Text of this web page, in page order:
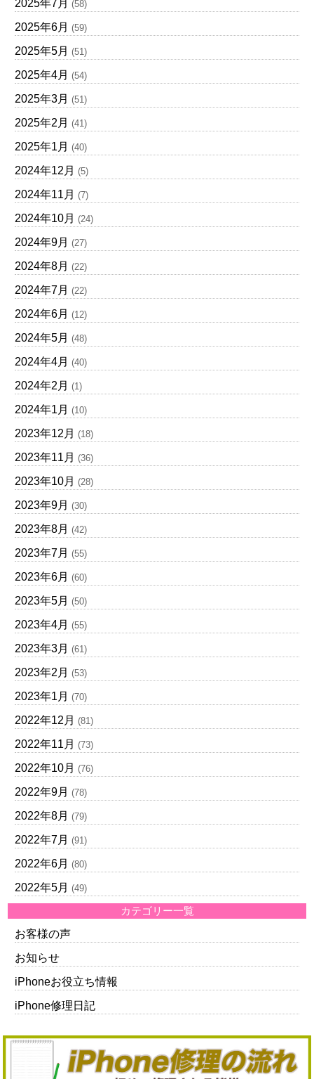
2025年7月 (58)
2025年6月 (59)
2025年5月 (51)
2025年4月 (54)
2025年3月 (51)
2025年2月 (41)
2025年1月 (40)
2024年12月 (5)
2024年11月 (7)
2024年10月 (24)
2024年9月 (27)
2024年8月 (22)
2024年7月 (22)
2024年6月 (12)
2024年5月 (48)
2024年4月 (40)
2024年2月 (1)
2024年1月 (10)
2023年12月 (18)
2023年11月 (36)
2023年10月 (28)
2023年9月 (30)
2023年8月 (42)
2023年7月 (55)
2023年6月 (60)
2023年5月 (50)
2023年4月 (55)
2023年3月 (61)
2023年2月 (53)
2023年1月 (70)
2022年12月 (81)
2022年11月 (73)
2022年10月 (76)
2022年9月 (78)
2022年8月 (79)
2022年7月 (91)
2022年6月 (80)
2022年5月 (49)
カテゴリー一覧
お客様の声
お知らせ
iPhoneお役立ち情報
iPhone修理日記